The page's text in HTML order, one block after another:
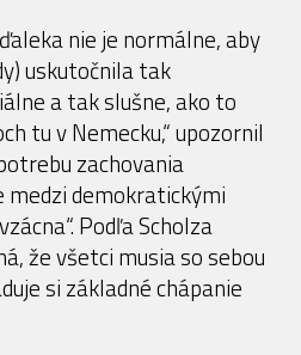
nie je normálne, aby
uskutočnila tak
a tak slušne, ako to
tu v Nemecku,“ upozornil
zachovania
demokratickými
Podľa Scholza
že všetci musia so sebou
si základné chápanie